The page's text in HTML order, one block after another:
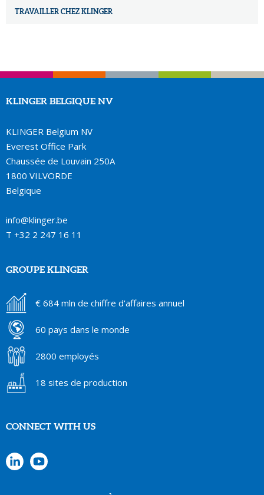
TRAVAILLER CHEZ KLINGER
KLINGER BELGIQUE NV
KLINGER Belgium NV
Everest Office Park
Chaussée de Louvain 250A
1800 VILVORDE
Belgique
info@klinger.be
T +32 2 247 16 11
GROUPE KLINGER
€ 684 mln de chiffre d'affaires annuel
60 pays dans le monde
2800 employés
18 sites de production
CONNECT WITH US